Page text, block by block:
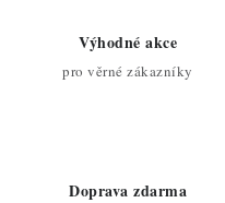
Výhodné akce
pro věrné zákazníky
Doprava zdarma